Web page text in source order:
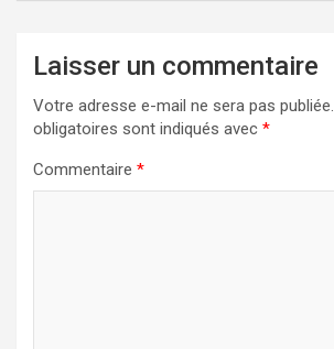
Laisser un commentaire
Votre adresse e-mail ne sera pas publiée.
obligatoires sont indiqués avec *
Commentaire *